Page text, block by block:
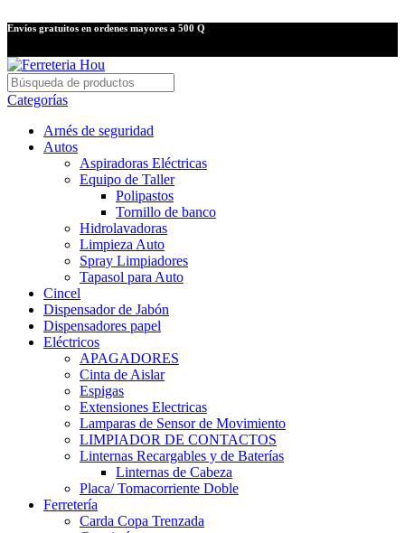
Envíos gratuitos en ordenes mayores a 500 Q
Categorías
Arnés de seguridad
Autos
Aspiradoras Eléctricas
Equipo de Taller
Polipastos
Tornillo de banco
Hidrolavadoras
Limpieza Auto
Spray Limpiadores
Tapasol para Auto
Cincel
Dispensador de Jabón
Dispensadores papel
Eléctricos
APAGADORES
Cinta de Aislar
Espigas
Extensiones Electricas
Lamparas de Sensor de Movimiento
LIMPIADOR DE CONTACTOS
Linternas Recargables y de Baterías
Linternas de Cabeza
Placa/ Tomacorriente Doble
Ferretería
Carda Copa Trenzada